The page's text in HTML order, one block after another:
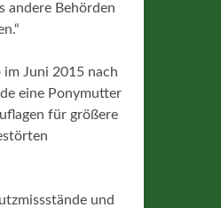
andere Behörden
im Juni 2015 nach
eine Ponymutter
für größere
und